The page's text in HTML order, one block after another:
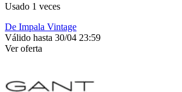
Usado 1 veces
De Impala Vintage
Válido hasta 30/04 23:59
Ver oferta